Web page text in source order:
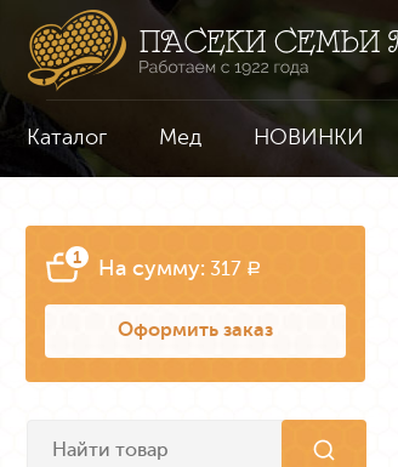
Каталог Мед НОВИНКИ
1 На сумму: 317 a
Оформить заказ